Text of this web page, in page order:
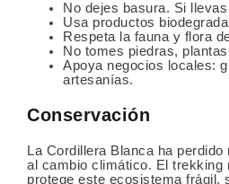
No dejes basura. Si
Usa productos
Respeta la fauna y flora
No tomes piedras,
Apoya negocios locales:
artesanías.
Conservación
La Cordillera Blanca ha
al cambio climático. El trekking
protege este ecosistema frágil,